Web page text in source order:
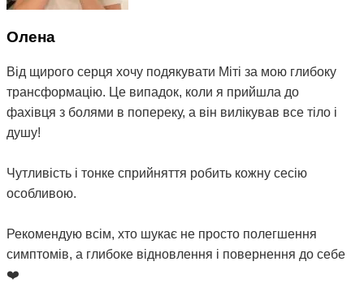
Олена
Від щирого серця хочу подякувати Міті за мою глибоку
трансформацію. Це випадок, коли я прийшла до
фахівця з болями в попереку, а він вилікував все тіло і
душу!
Чутливість і тонке сприйняття робить кожну сесію
особливою.
Рекомендую всім, хто шукає не просто полегшення
симптомів, а глибоке відновлення і повернення до себе
❤️